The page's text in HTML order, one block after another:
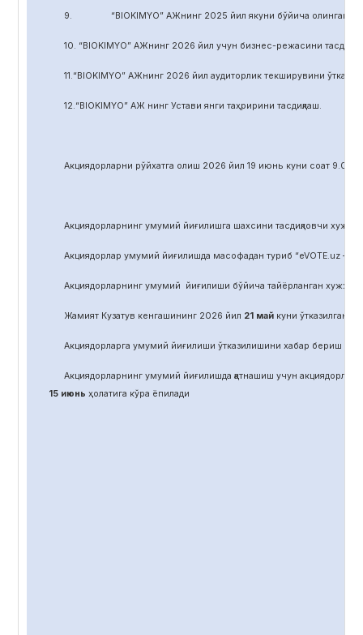
9. “BIOKIMYO” АЖнинг 2025 йил якуни бўйича олинган соф
10. “BIOKIMYO” АЖнинг 2026 йил учун бизнес-режасини
11.“BIOKIMYO” АЖнинг 2026 йил аудиторлик текширувини
12.“BIOKIMYO” АЖ нинг Устави янги таҳририни тасдиқлаш.
Акциядорларни рўйхатга олиш 2026 йил 19 июнь куни соат 9.00
Акциядорларнинг умумий йиғилишга шахсини тасдиқловчи
Акциядорлар умумий йиғилишда масофадан туриб “eVOTE.uz –
Акциядорларнинг умумий йиғилиши бўйича тайёрланган
Жамият Кузатув кенгашининг 2026 йил 21 майкуни ўтказилган
Акциядорларга умумий йиғилиши ўтказилишини хабар бериш
Акциядорларнинг умумий йиғилишда қатнашиш учун акциядорлар
15 июнь ҳолатига кўра ёпилади